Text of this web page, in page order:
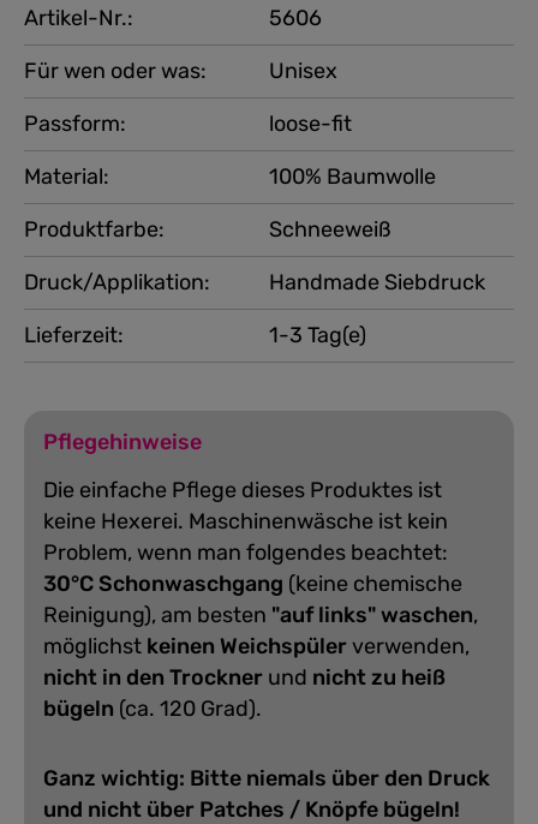
Artikel-Nr.:
5606
Für wen oder was:
Unisex
Produktfarbe: Schneeweiß
Material: 100% Baumwolle
Passform: loose-fit
Druck/Applikation:
Handmade Siebdruck
Lieferzeit:
1-3 Tag(e)
Pflegehinweise
Die einfache Pflege dieses Produktes ist
keine Hexerei. Maschinenwäsche ist kein
Problem, wenn man folgendes beachtet:
30°C Schonwaschgang (keine chemische
Reinigung), am besten "auf links" waschen,
möglichst keinen Weichspülerverwenden,
nicht in den Trockner und nicht zu heiß
bügeln (ca. 120 Grad).
Ganz wichtig: Bitte niemals über den Druck
und nicht über Patches / Knöpfe bügeln!